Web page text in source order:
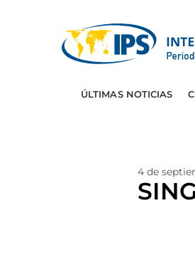
ÚLTIMAS NOTICIAS
4 de